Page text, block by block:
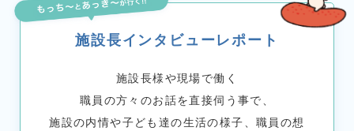
施設長インタビューレポート
施設長様や現場で働く
職員の方々のお話を直接伺う事で、
施設の内情や子ども達の生活の様子、職員の想